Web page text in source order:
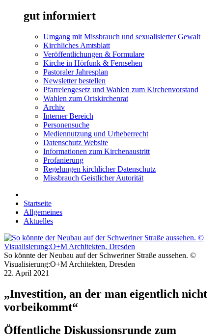
gut informiert
Umgang mit Missbrauch und sexualisierter Gewalt
Kirchliches Amtsblatt
Veröffentlichungen & Formulare
Kirche in Hörfunk & Fernsehen
Pastoraler Jahresplan
Newsletter bestellen
Pfarreiengesetz und Wahlen zum Kirchenvorstand
Wahlen zum Ortskirchenrat
Archiv
Interner Bereich
Personensuche
Mediennutzung und Urheberrecht
Datenschutz Website
Informationen zum Kirchenaustritt
Profanierung
Regelungen kirchlicher Datenschutz
Missbrauch Geistlicher Autorität
Startseite
Allgemeines
Aktuelles
So könnte der Neubau auf der Schweriner Straße aussehen. ©
Visualisierung:O+M Architekten, Dresden
22. April 2021
„Investition, an der man eigentlich nicht
vorbeikommt“
Öffentliche Diskussionsrunde zum